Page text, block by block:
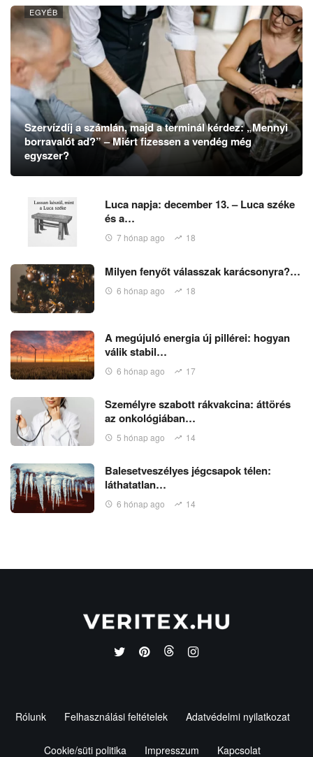
EGYÉB
Szervízdíj a számlán, majd a terminál kérdez: „Mennyi
borravalót ad?” – Miért fizessen a vendég még
egyszer?
Luca napja: december 13. – Luca széke
és a…
7 hónap ago 18
Milyen fenyőt válasszak karácsonyra?…
6 hónap ago 18
A megújuló energia új pillérei: hogyan
válik stabil…
6 hónap ago 17
Személyre szabott rákvakcina: áttörés
az onkológiában…
5 hónap ago 14
Balesetveszélyes jégcsapok télen:
láthatatlan…
6 hónap ago 14
Rólunk Felhasználási feltételek Adatvédelmi nyilatkozat
Cookie/süti politika Impresszum Kapcsolat